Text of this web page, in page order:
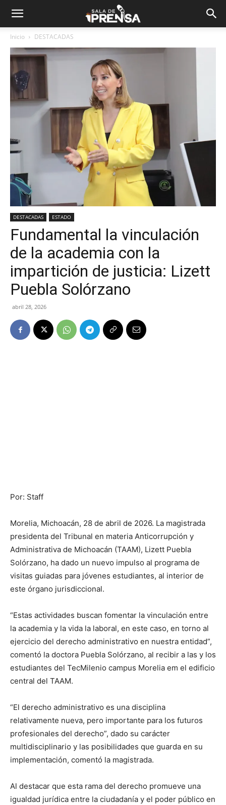
Inicio DESTACADAS
DESTACADAS ESTADO
Fundamental la vinculación
de la academia con la
impartición de justicia: Lizett
Puebla Solórzano
abril 28, 2026
Por: Staff
Morelia, Michoacán, 28 de abril de 2026. La magistrada
presidenta del Tribunal en materia Anticorrupción y
Administrativa de Michoacán (TAAM), Lizett Puebla
Solórzano, ha dado un nuevo impulso al programa de
visitas guiadas para jóvenes estudiantes, al interior de
este órgano jurisdiccional.
“Estas actividades buscan fomentar la vinculación entre
la academia y la vida la laboral, en este caso, en torno al
ejercicio del derecho administrativo en nuestra entidad”,
comentó la doctora Puebla Solórzano, al recibir a las y los
estudiantes del TecMilenio campus Morelia em el edificio
central del TAAM.
“El derecho administrativo es una disciplina
relativamente nueva, pero importante para los futuros
profesionales del derecho”, dado su carácter
multidisciplinario y las posibilidades que guarda en su
implementación, comentó la magistrada.
Al destacar que esta rama del derecho promueve una
igualdad jurídica entre la ciudadanía y el poder público en